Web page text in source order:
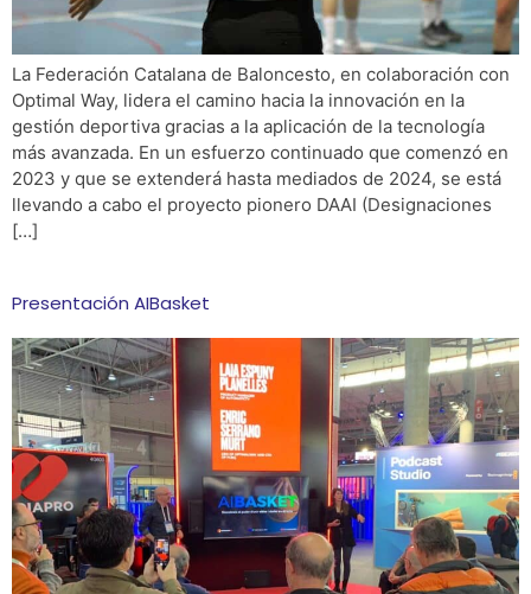
La Federación Catalana de Baloncesto, en colaboración con
Optimal Way, lidera el camino hacia la innovación en la
gestión deportiva gracias a la aplicación de la tecnología
más avanzada. En un esfuerzo continuado que comenzó en
2023 y que se extenderá hasta mediados de 2024, se está
llevando a cabo el proyecto pionero DAAI (Designaciones
[…]
Presentación AIBasket